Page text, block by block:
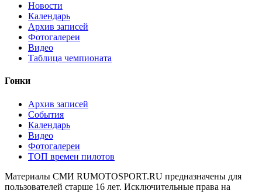
Новости
Календарь
Архив записей
Фотогалереи
Видео
Таблица чемпионата
Гонки
Архив записей
События
Календарь
Видео
Фотогалереи
ТОП времен пилотов
Материалы СМИ RUMOTOSPORT.RU предназначены для
пользователей старше 16 лет. Исключительные права на